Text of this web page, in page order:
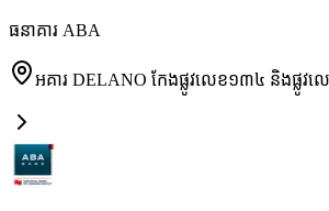
ធនាគារ ABA
អគារ DELANO កែងផ្លូវលេខ១៣៤ និងផ្លូវ